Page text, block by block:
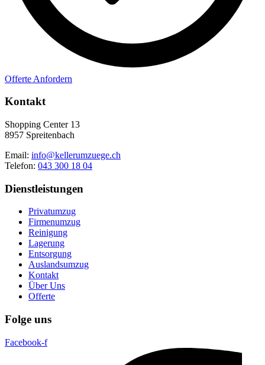
Offerte Anfordern
Kontakt
Shopping Center 13
8957 Spreitenbach
Email: info@kellerumzuege.ch
Telefon: 043 300 18 04
Dienstleistungen
Privatumzug
Firmenumzug
Reinigung
Lagerung
Entsorgung
Auslandsumzug
Kontakt
Über Uns
Offerte
Folge uns
Facebook-f